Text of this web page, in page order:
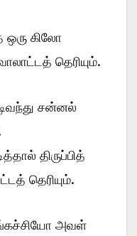
கிலோ
தெரியும்.
சன்னல்
திருப்பித்
தெரியும்.
அவள்